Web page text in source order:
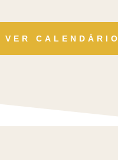
VER CALENDÁRIO